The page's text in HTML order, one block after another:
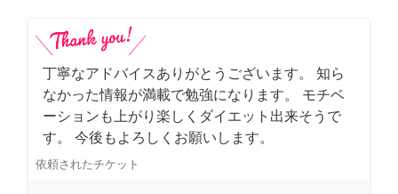
丁寧なアドバイスありがとうございます。 知ら
なかった情報が満載で勉強になります。 モチベ
ーションも上がり楽しくダイエット出来そうで
す。 今後もよろしくお願いします。
依頼されたチケット